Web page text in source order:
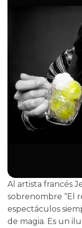
Al artista francés
sobrenombre “El
espectáculos
de magia. Es un